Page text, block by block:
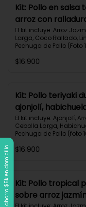
Protaínas 40g
Kit: Pollo en salsa
arroz con
coco y repollo
143
El kit incluye: Arroz
Larga, Coco Rallado,
Pechuga de Pollo (Foto
Receta Impresa
$16.900
Kit: Pollo teriyaki
ajonjolí,
jazmín-149
El kit incluye: Ajonjolí,
Cebolla Larga,
Pechuga de Pollo (foto
Paprika, Receta Impresa.
$16.900
Kit: Pollo tropical
sobre arroz